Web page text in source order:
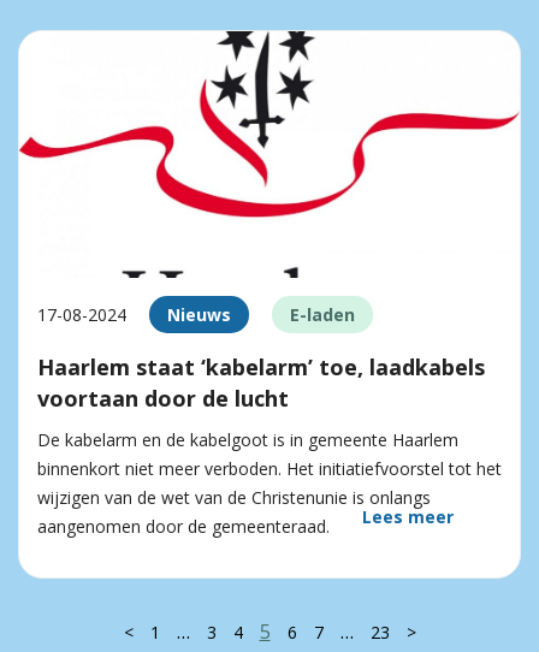
17-08-2024 Nieuws E-laden
Haarlem staat ‘kabelarm’ toe, laadkabels
voortaan door de lucht
De kabelarm en de kabelgoot is in gemeente Haarlem
binnenkort niet meer verboden. Het initiatiefvoorstel tot het
wijzigen van de wet van de Christenunie is onlangs
aangenomen door de gemeenteraad.
Lees meer
< 1 … 3 4 5 6 7 … 23 >